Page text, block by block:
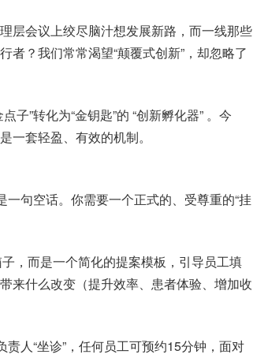
会议上绞尽脑汁想发展新路，而一线那些
？我们常常渴望“颠覆式创新”，却忽略了
”转化为“金钥匙”的 “创新孵化器” 。今
一套轻盈、有效的机制。
句空话。你需要一个正式的、受尊重的“挂
，而是一个简化的提案模板，引导员工填
什么改变（提升效率、患者体验、增加收
人“坐诊”，任何员工可预约15分钟，面对